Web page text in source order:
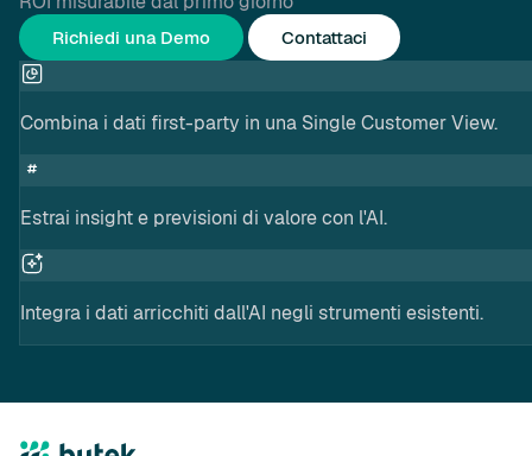
Richiedi una Demo Contattaci
Combina i dati first-party in una Single Customer View.
Estrai insight e previsioni di valore con l'AI.
Integra i dati arricchiti dall'AI negli strumenti esistenti.